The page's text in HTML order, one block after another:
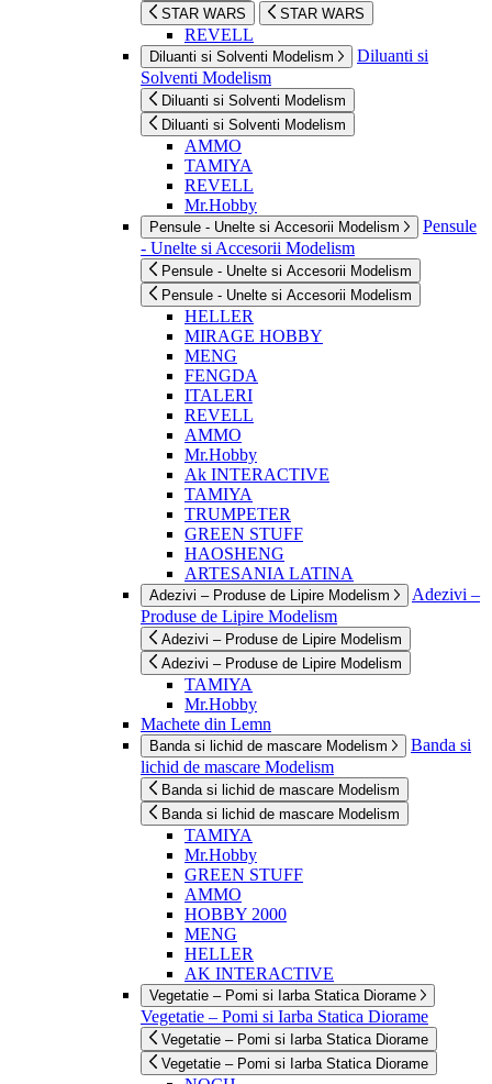
STAR WARS STAR WARS
REVELL
Diluanti si Solventi Modelism
Diluanti si
Solventi Modelism
Diluanti si Solventi Modelism
Diluanti si Solventi Modelism
AMMO
TAMIYA
REVELL
Mr.Hobby
Pensule - Unelte si Accesorii Modelism
Pensule
- Unelte si Accesorii Modelism
Pensule - Unelte si Accesorii Modelism
Pensule - Unelte si Accesorii Modelism
HELLER
MIRAGE HOBBY
MENG
FENGDA
ITALERI
REVELL
AMMO
Mr.Hobby
Ak INTERACTIVE
TAMIYA
TRUMPETER
GREEN STUFF
HAOSHENG
ARTESANIA LATINA
Adezivi – Produse de Lipire Modelism
Adezivi –
Produse de Lipire Modelism
Adezivi – Produse de Lipire Modelism
Adezivi – Produse de Lipire Modelism
TAMIYA
Mr.Hobby
Machete din Lemn
Banda si lichid de mascare Modelism
Banda si
lichid de mascare Modelism
Banda si lichid de mascare Modelism
Banda si lichid de mascare Modelism
TAMIYA
Mr.Hobby
GREEN STUFF
AMMO
HOBBY 2000
MENG
HELLER
AK INTERACTIVE
Vegetatie – Pomi si Iarba Statica Diorame
Vegetatie – Pomi si Iarba Statica Diorame
Vegetatie – Pomi si Iarba Statica Diorame
Vegetatie – Pomi si Iarba Statica Diorame